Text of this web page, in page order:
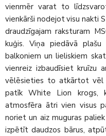
vienmēr varat to
vienkārši nodejot visu nakti
draudzīgajam raksturam
kuģis. Viņa piedāvā
balkoniem un lieliskiem
vienreiz izbaudīsiet kruīzu
vēlēsieties to atkārtot vēl
patīk White Lion krogs,
atmosfēra ātri vien visus
noriet un aiz muguras
izpētīt daudzos bārus,